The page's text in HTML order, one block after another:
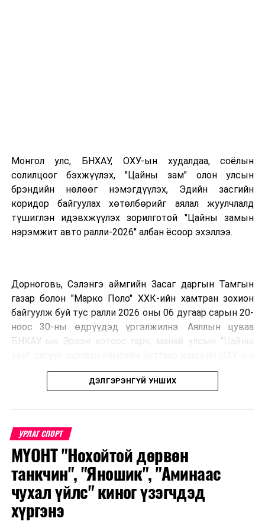
УНШСАН: 15606
ДАРААХ МЭДЭЭ
Монгол улс, БНХАУ, ОХУ-ын худалдаа, соёлын
солилцоог бэхжүүлэх, "Цайны зам" олон улсын
брэндийн нөлөөг нэмэгдүүлэх, Эдийн засгийн
коридор байгуулах хөтөлбөрийг аялал жуулчлалд
түшиглэн идэвхжүүлэх зорилготой "Цайны замын
нэрэмжит авто ралли-2026" албан ёсоор эхэллээ.
Дорноговь, Сэлэнгэ аймгийн Засаг даргын Тамгын
газар болон "Марко Поло" ХХК-ийн хамтран зохион
байгуулж буй тус ралли 2026 оны 06 дугаар сарын 20-
ноос 30-ны өдрүүдэд үргэлжилнэ. Аяллын цуваа
БНХАУ-ын Эрээн хотоос гарч, манай улсын "Цайны
Улаан-Үд хотноо барианд орох маршруттай бөгөөд
улс тус бүрээс авто спорт сонирхогч тамирчдын 10
хэвлэл мэдээллийн төлөөлөл оролцож байна.
Тус автомашинтай брэнд аяллыг зохион байгуулах
шийдвэрийг гурван орны Аялал жуулчлалын сайд
нарын 2025 онд Дархан-Уул аймагт хийсэн IX
уулзалтын үеэр гаргасан бөгөөд энэхүү санаачилгыг
Монголын улсын талаас ийнхүү ажил хэрэг болгож
ДЭЛГЭРЭНГҮЙ УНШИХ
УРЛАГ СПОРТ
МҮОНТ "Нохойтой дөрвөн
танкчин", "Яношик", "Аминаас
чухал үйлс" киног үзэгчдэд
хүргэнэ